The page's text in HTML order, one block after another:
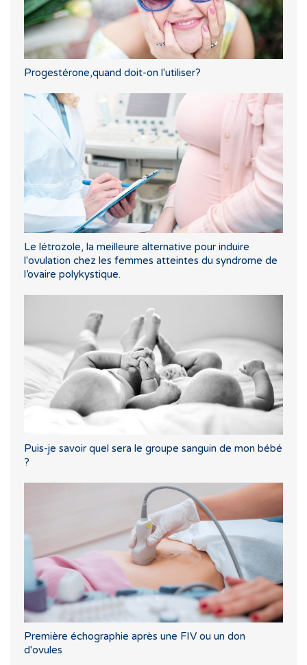
Progestérone,quand doit-on l'utiliser?
Le létrozole, la meilleure alternative pour induire
l'ovulation chez les femmes atteintes du syndrome de
l’ovaire polykystique.
Puis-je savoir quel sera le groupe sanguin de mon bébé
?
Première échographie après une FIV ou un don
d'ovules